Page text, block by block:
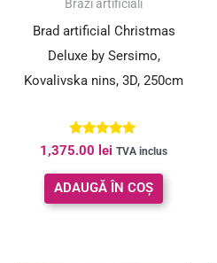
Brazi artificiali
Brad artificial Christmas
Deluxe by Sersimo,
Kovalivska nins, 3D, 250cm
Evaluat la
5.00
din 5
1,375.00 lei TVA inclus
ADAUGĂ ÎN COȘ